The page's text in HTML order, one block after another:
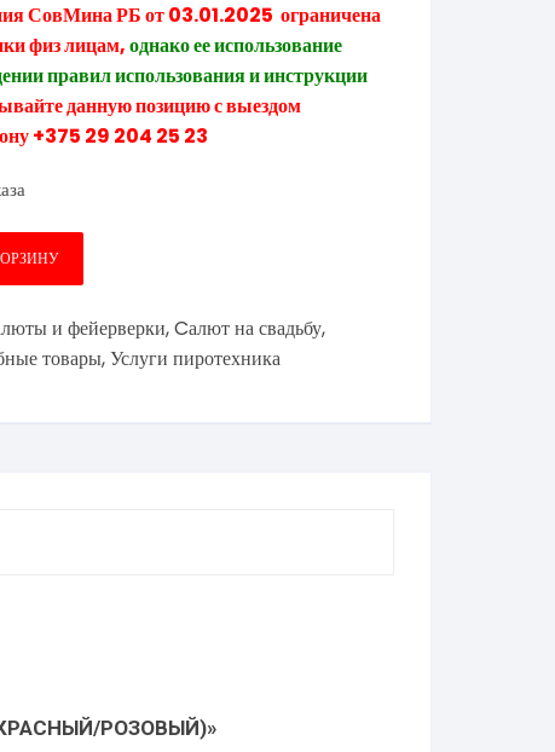
СовМина РБ от 03.01.2025 ограничена
физ лицам,однакоее использование
правил использования и инструкции
данную позицию с выездом
+375 29 204 25 23
и фейерверки,Cалют на свадьбу,
товары,Услуги пиротехника
РОЗОВЫЙ)»